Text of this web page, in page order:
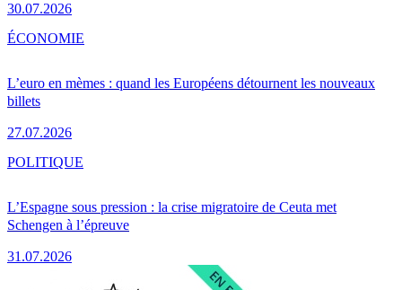
30.07.2026
L’euro en mèmes : quand les Européens détournent les nouveaux
billets
27.07.2026
ÉCONOMIE
L’Espagne sous pression : la crise migratoire de Ceuta met
Schengen à l’épreuve
31.07.2026
POLITIQUE